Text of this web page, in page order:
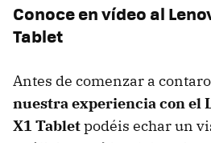
Conoce en vídeo al
Tablet
Antes de comenzar a
nuestra experiencia con el
X1 Tabletpodéis echar un